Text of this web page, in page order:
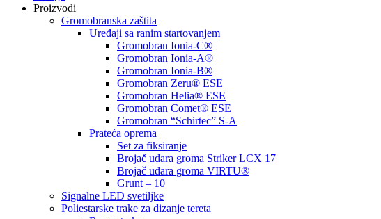
Proizvodi
Gromobranska zaštita
Uređaji sa ranim startovanjem
Gromobran Ionia-C®
Gromobran Ionia-A®
Gromobran Ionia-B®
Gromobran Zeru® ESE
Gromobran Helia® ESE
Gromobran Comet® ESE
Gromobran “Schirtec” S-A
Prateća oprema
Set za fiksiranje
Brojač udara groma Striker LCX 17
Brojač udara groma VIRTU®
Grunt – 10
Signalne LED svetiljke
Poliestarske trake za dizanje tereta